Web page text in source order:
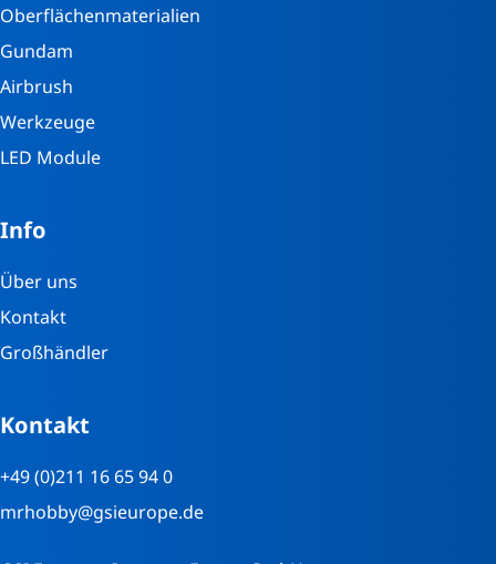
Oberflächenmaterialien
Gundam
Airbrush
Werkzeuge
LED Module
Info
Über uns
Kontakt
Großhändler
Kontakt
+49 (0)211 16 65 94 0
mrhobby@gsieurope.de